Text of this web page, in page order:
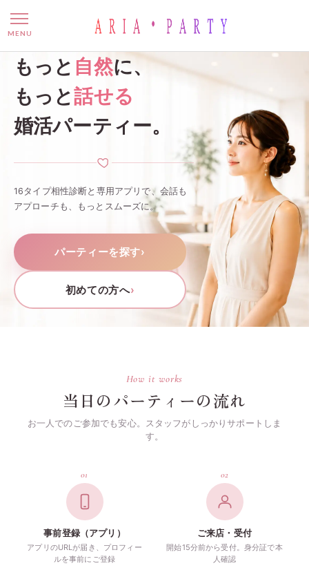
名古屋の婚活パーティー・お
MENU
もっと 自然に、
もっと話せる
婚活パーティー。
16タイプ相性診断と専用アプリで、会話も
アプローチも、もっとスムーズに。
パーティーを探す›
初めての方へ›
How it works
当日のパーティーの流れ
お一人でのご参加でも安心。スタッフがしっかりサポートしま
す。
01
事前登録（アプリ）
アプリのURLが届き、プロフィー
ルを事前にご登録
02
ご来店・受付
開始15分前から受付。身分証で本
人確認